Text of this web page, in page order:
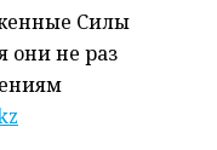
Силы
они не раз